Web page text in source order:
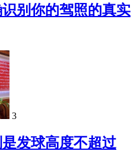
别你的驾照的真实
3
发球高度不超过